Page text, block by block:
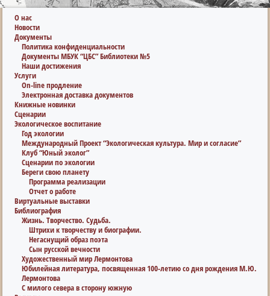
О нас
Новости
Документы
Политика конфиденциальности
Документы МБУК “ЦБС” Библиотеки №5
Наши достижения
Услуги
On-line продление
Электронная доставка документов
Книжные новинки
Сценарии
Экологическое воспитание
Год экологии
Международный Проект “Экологическая культура. Мир и согласие”
Клуб “Юный эколог”
Сценарии по экологии
Береги свою планету
Программа реализации
Отчет о работе
Виртуальные выставки
Библиография
Жизнь. Творчество. Судьба.
Штрихи к творчеству и биографии.
Негаснущий образ поэта
Сын русской вечности
Художественный мир Лермонтова
Юбилейная литература, посвященная 100-летию со дня рождения М.Ю.
Лермонтова
С милого севера в сторону южную